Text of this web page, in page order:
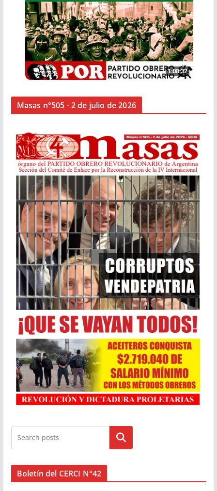
Masas n°505 - 2 de julio de 2026
Buscar
Boletín del CERCI N°42